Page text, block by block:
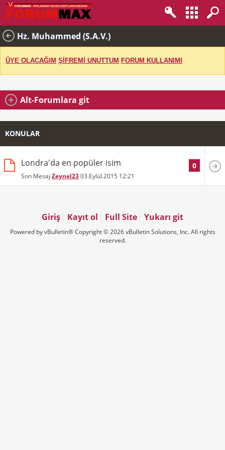
Hz. Muhammed (S.A.V.)
ÜYE OLACAĞIM ŞİFREMİ UNUTTUM FORUM KULLANIMI
Alt-Forumlara git
KONULAR
Londra'da en popüler isim
Son Mesaj Zeynel2303.Eylül.2015 12:21
0
Giriş Kayıt ol Full Site Yukarı git
Powered by vBulletin® Copyright © 2026 vBulletin Solutions, Inc. All rights
reserved.